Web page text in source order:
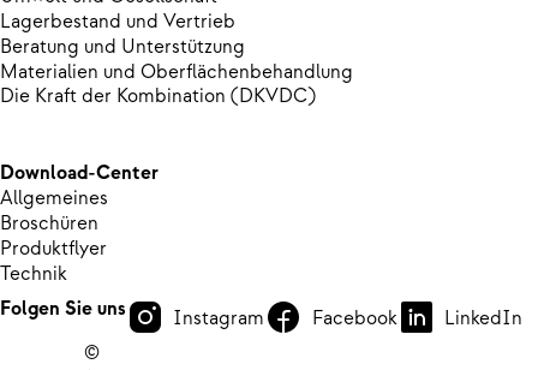
Lagerbestand und Vertrieb
Beratung und Unterstützung
Materialien und Oberflächenbehandlung
Die Kraft der Kombination (DKVDC)
Download-Center
Allgemeines
Broschüren
Produktflyer
Technik
Folgen Sie uns
Instagram Facebook
LinkedIn
©